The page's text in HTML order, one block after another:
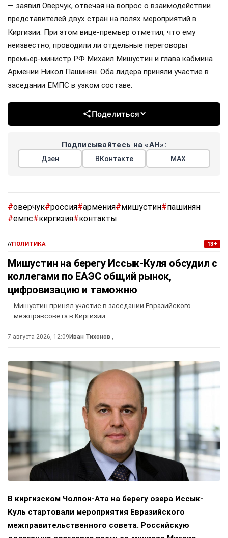
— заявил Оверчук, отвечая на вопрос о взаимодействии
представителей двух стран на полях мероприятий в
Киргизии. При этом вице-премьер отметил, что ему
неизвестно, проводили ли отдельные переговоры
премьер-министр РФ Михаил Мишустин и глава кабмина
Армении Никол Пашинян. Оба лидера приняли участие в
заседании ЕМПС в узком составе.
Поделиться
Подписывайтесь на «АН»:
Дзен ВКонтакте МАХ
#оверчук#россия#армения#мишустин#пашинян
#емпс#киргизия#контакты
//ПОЛИТИКА 13+
Мишустин на берегу Иссык-Куля обсудил с
коллегами по ЕАЭС общий рынок,
цифровизацию и таможню
Мишустин принял участие в заседании Евразийского
межправсовета в Киргизии
7 августа 2026, 12:09Иван Тихонов ,
В киргизском Чолпон-Ата на берегу озера Иссык-
Куль стартовали мероприятия Евразийского
межправительственного совета. Российскую